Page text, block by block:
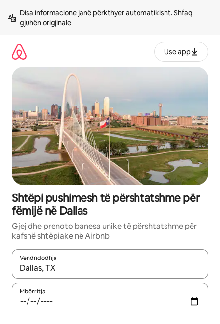
përmbajtja
Disa informacione janë përkthyer automatikisht. Shfaq
gjuhën origjinale
Use app
Shtëpi pushimesh të përshtatshme për
fëmijë në Dallas
Gjej dhe prenoto banesa unike të përshtatshme për
kafshë shtëpiake në Airbnb
Vendndodhja
Kur rezultatet të jenë të disponueshme, lëviz me butonat e
Mbërritja